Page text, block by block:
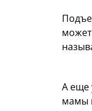
А еще
мамы